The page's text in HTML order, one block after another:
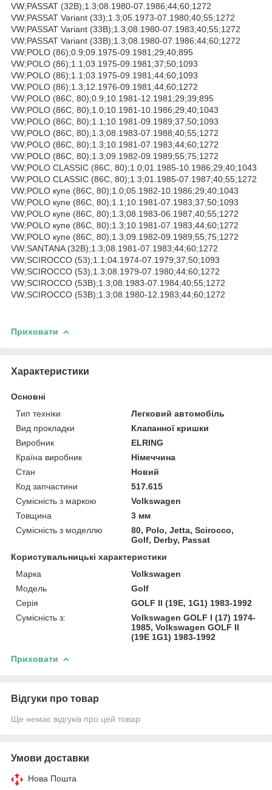
VW;PASSAT (32B);1.3;08.1980-07.1986;44;60;1272
VW;PASSAT Variant (33);1.3;05.1973-07.1980;40;55;1272
VW;PASSAT Variant (33B);1.3;08.1980-07.1983;40;55;1272
VW;PASSAT Variant (33B);1.3;08.1980-07.1986;44;60;1272
VW;POLO (86);0.9;09.1975-09.1981;29;40;895
VW;POLO (86);1.1;03.1975-09.1981;37;50;1093
VW;POLO (86);1.1;03.1975-09.1981;44;60;1093
VW;POLO (86);1.3;12.1976-09.1981;44;60;1272
VW;POLO (86C, 80);0.9;10.1981-12.1981;29;39;895
VW;POLO (86C, 80);1.0;10.1981-10.1986;29;40;1043
VW;POLO (86C, 80);1.1;10.1981-09.1989;37;50;1093
VW;POLO (86C, 80);1.3;08.1983-07.1988;40;55;1272
VW;POLO (86C, 80);1.3;10.1981-07.1983;44;60;1272
VW;POLO (86C, 80);1.3;09.1982-09.1989;55;75;1272
VW;POLO CLASSIC (86C, 80);1.0;01.1985-10.1986;29;40;1043
VW;POLO CLASSIC (86C, 80);1.3;01.1985-07.1987;40;55;1272
VW;POLO купе (86C, 80);1.0;05.1982-10.1986;29;40;1043
VW;POLO купе (86C, 80);1.1;10.1981-07.1983;37;50;1093
VW;POLO купе (86C, 80);1.3;08.1983-06.1987;40;55;1272
VW;POLO купе (86C, 80);1.3;10.1981-07.1983;44;60;1272
VW;POLO купе (86C, 80);1.3;09.1982-09.1989;55;75;1272
VW;SANTANA (32B);1.3;08.1981-07.1983;44;60;1272
VW;SCIROCCO (53);1.1;04.1974-07.1979;37;50;1093
VW;SCIROCCO (53);1.3;08.1979-07.1980;44;60;1272
VW;SCIROCCO (53B);1.3;08.1983-07.1984;40;55;1272
VW;SCIROCCO (53B);1.3;08.1980-12.1983;44;60;1272
Приховати
Характеристики
Основні
Тип техніки
Легковий автомобіль
Вид прокладки
Клапанної кришки
Виробник
ELRING
Країна виробник
Німеччина
Стан
Новий
Код запчастини
517.615
Сумісність з маркою
Volkswagen
Товщина
3 мм
Сумісність з моделлю
80, Polo, Jetta, Scirocco,
Golf, Derby, Passat
Користувальницькі характеристики
Марка
Volkswagen
Модель
Golf
Серія
GOLF II (19E, 1G1) 1983-1992
Сумісність з:
Volkswagen GOLF I (17) 1974-
1985, Volkswagen GOLF II
(19E 1G1) 1983-1992
Приховати
Відгуки про товар
Ще немає відгуків про цей товар
Умови доставки
Нова Пошта